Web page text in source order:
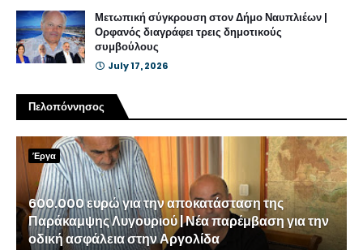
Μετωπική σύγκρουση στον Δήμο Ναυπλιέων |
Ορφανός διαγράφει τρεις δημοτικούς
συμβούλους
July 17, 2026
Πελοπόννησος
Έργα
600.000 ευρώ για την αποκατάσταση της
Παράκαμψης Λυγουριού | Νέα παρέμβαση για την
οδική ασφάλεια στην Αργολίδα